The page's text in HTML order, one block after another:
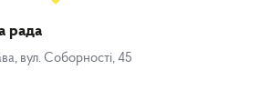
рада
вул. Соборності, 45